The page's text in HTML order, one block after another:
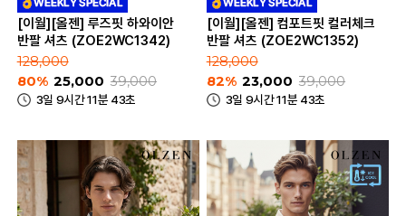
[이월][올젠] 루즈핏 하와이안
반팔 셔츠 (ZOE2WC1342)
128,000
80% 25,000 39,000
3일 9시간 11분 43초
[이월][올젠] 컴포트핏 컬러체크
반팔 셔츠 (ZOE2WC1352)
128,000
82% 23,000 39,000
3일 9시간 11분 43초